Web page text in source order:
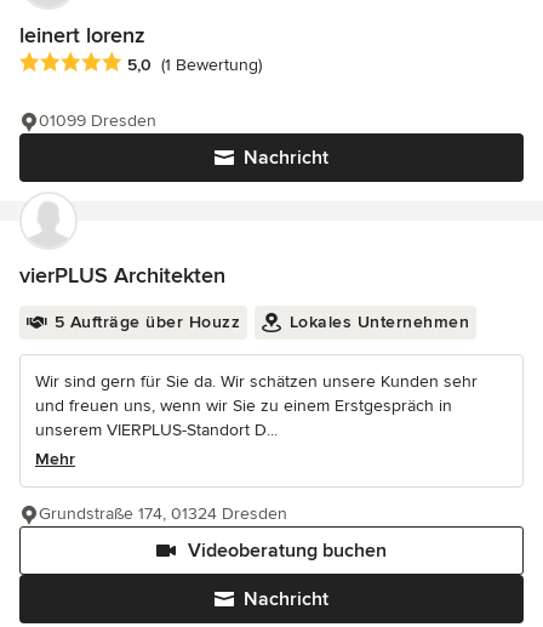
leinert lorenz
Durchschnittliche Bewertung: 5 von 5 Sternen
5,0 (1 Bewertung)
Nachricht
01099 Dresden
vierPLUS Architekten
5 Aufträge über Houzz Lokales Unternehmen
Wir sind gern für Sie da. Wir schätzen unsere Kunden sehr
und freuen uns, wenn wir Sie zu einem Erstgespräch in
unserem VIERPLUS-Standort D...
Mehr
Nachricht
Videoberatung buchen
Grundstraße 174, 01324 Dresden